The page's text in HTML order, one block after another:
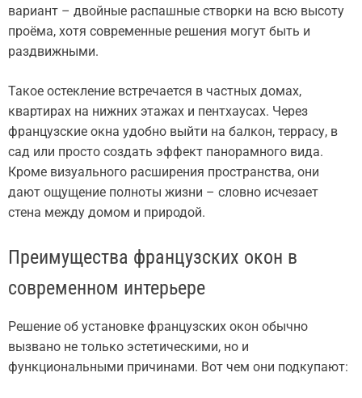
вариант – двойные распашные створки на всю высоту
проёма, хотя современные решения могут быть и
раздвижными.
Такое остекление встречается в частных домах,
квартирах на нижних этажах и пентхаусах. Через
французские окна удобно выйти на балкон, террасу, в
сад или просто создать эффект панорамного вида.
Кроме визуального расширения пространства, они
дают ощущение полноты жизни – словно исчезает
стена между домом и природой.
Преимущества французских окон в
современном интерьере
Решение об установке французских окон обычно
вызвано не только эстетическими, но и
функциональными причинами. Вот чем они подкупают: